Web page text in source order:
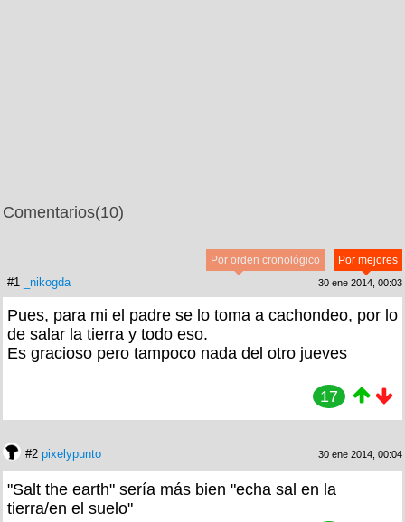
Comentarios(10)
Por mejores
Por orden cronológico
#1 _nikogda 30 ene 2014, 00:03
Pues, para mi el padre se lo toma a cachondeo, por lo
de salar la tierra y todo eso.
Es gracioso pero tampoco nada del otro jueves
17
#2 pixelypunto 30 ene 2014, 00:04
"Salt the earth" sería más bien "echa sal en la
tierra/en el suelo"